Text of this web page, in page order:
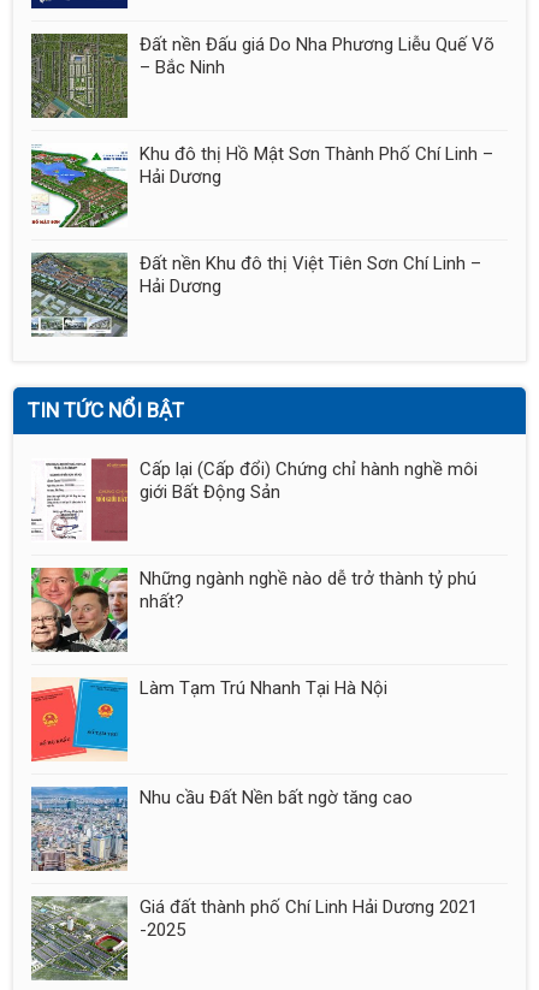
Đất nền Đấu giá Do Nha Phương Liễu Quế Võ
– Bắc Ninh
Khu đô thị Hồ Mật Sơn Thành Phố Chí Linh –
Hải Dương
Đất nền Khu đô thị Việt Tiên Sơn Chí Linh –
Hải Dương
TIN TỨC NỔI BẬT
Cấp lại (Cấp đổi) Chứng chỉ hành nghề môi
giới Bất Động Sản
Những ngành nghề nào dễ trở thành tỷ phú
nhất?
Làm Tạm Trú Nhanh Tại Hà Nội
Nhu cầu Đất Nền bất ngờ tăng cao
Giá đất thành phố Chí Linh Hải Dương 2021
-2025